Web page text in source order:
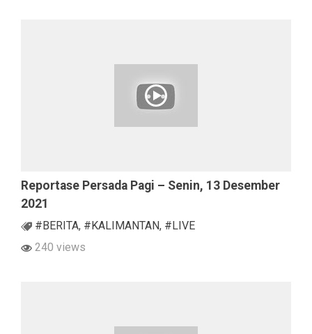
Reportase Persada Pagi – Senin, 13 Desember
2021
#BERITA, #KALIMANTAN, #LIVE
240 views